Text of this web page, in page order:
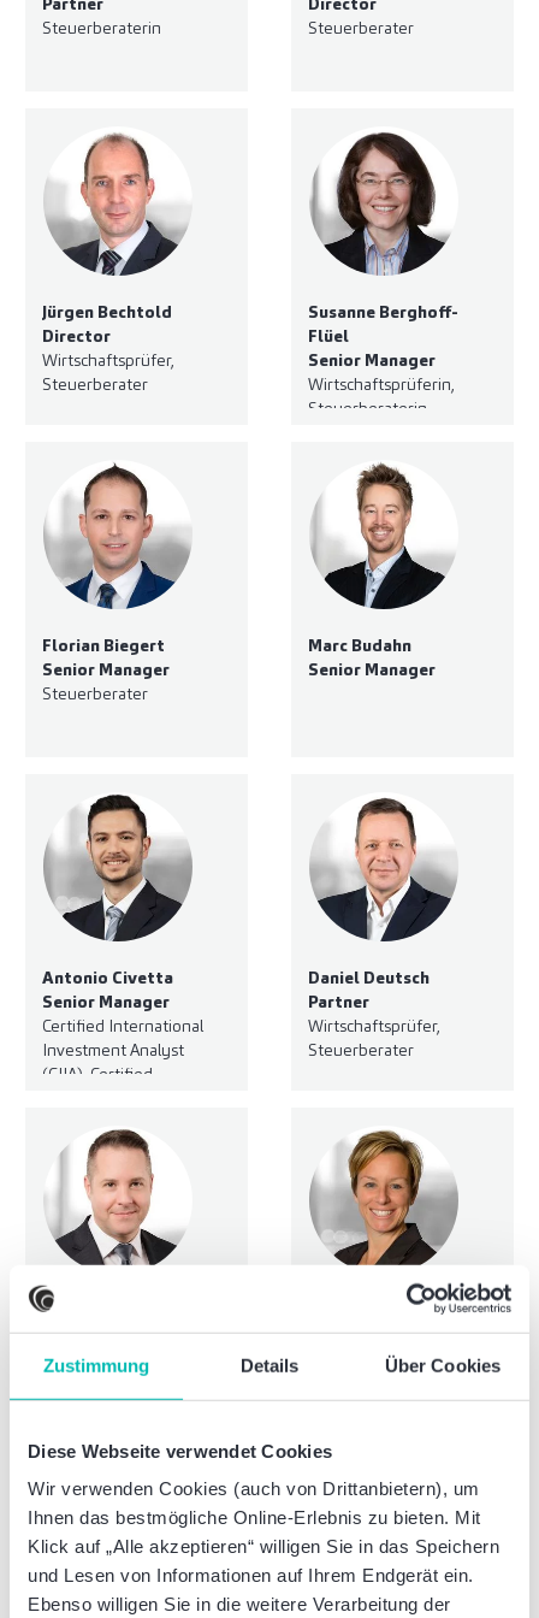
Zustimmung Details Über Cookies
Diese Webseite verwendet Cookies
Wir verwenden Cookies (auch von Drittanbietern), um
Ihnen das bestmögliche Online-Erlebnis zu bieten. Mit
Klick auf „Alle akzeptieren“ willigen Sie in das Speichern
und Lesen von Informationen auf Ihrem Endgerät ein.
Ebenso willigen Sie in die weitere Verarbeitung der
Steuerberaterin
Steuerberater
Jürgen Bechtold
Director
Wirtschaftsprüfer,
Steuerberater
Susanne Berghoff-
Flüel
Senior Manager
Wirtschaftsprüferin,
Steuerberaterin
Florian Biegert
Senior Manager
Steuerberater
Marc Budahn
Senior Manager
Antonio Civetta
Senior Manager
Certified International
Investment Analyst
(CIIA), Certified
Valuation Analyst (CVA)
Daniel Deutsch
Partner
Wirtschaftsprüfer,
Steuerberater
Jan Diehm
Director
Rechtsanwalt
Sonja Eberhardt
Partner
Steuerberaterin